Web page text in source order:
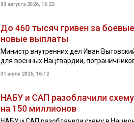
03 августа 2026, 16:22
До 460 тысяч гривен за
новые выплаты
Министр внутренних дел Иван
для военных Нацгвардии,
31 июля 2026, 16:12
НАБУ и САП разоблачили
на 150 миллионов